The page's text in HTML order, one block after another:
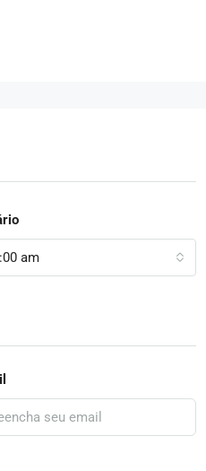
am
de São Paulo, São Paulo,
01136-000, Brasil